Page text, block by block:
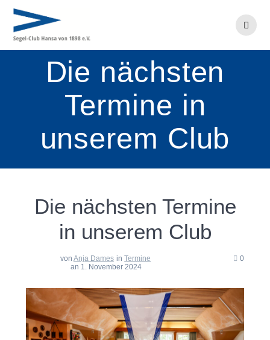
Die nächsten
Termine in
unserem Club
Die nächsten Termine
in unserem Club
von Anja Dames inTermine
an 1. November 2024
0